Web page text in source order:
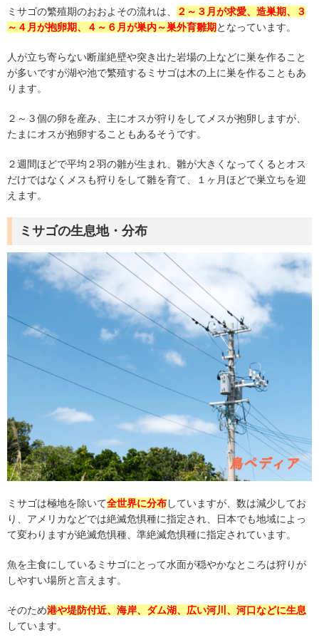
ミサゴの繁殖期のおおよその流れは、
２～３月が求愛、造巣期、３
～４月が抱卵期、４～６月が巣内～巣外育雛期 となっています。
人が立ち寄らない断崖絶壁や突き出た岩場の上などに巣を作ること
が多いですが湖や池で繁殖するミサゴは木の上に巣を作ることもあ
ります。
２～３個の卵を産み、主にオスが狩りをしてメスが抱卵しますが、
たまにオスが抱卵することもあるそうです。
２週間ほどで平均２羽の雛が生まれ、雛が大きくなってくるとオス
だけではなくメスも狩りをして雛を育て、１ヶ月ほどで巣立ちを迎
えます。
ミサゴの生息地・分布
ミサゴは極地を除いて全世界に分布していますが、数は減少してお
り、アメリカなどでは絶滅危惧種に指定され、日本でも地域によっ
て変わりますが絶滅危惧種、準絶滅危惧種に指定されています。
魚を主食にしているミサゴにとって水面が穏やかなところは狩りが
しやすい場所と言えます。
そのため港や堤防付近、海岸、ダム湖、広い河川、河口などに生息
しています。